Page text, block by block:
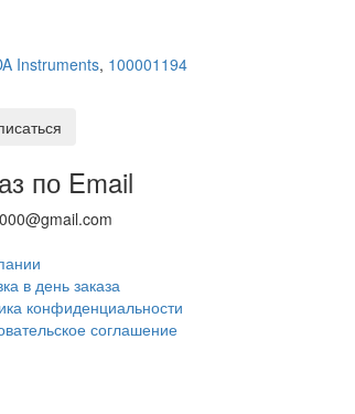
Instruments, 100001194
по Email
в день заказа
конфиденциальности
соглашение